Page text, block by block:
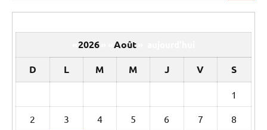
:
calendrier
d’évènements
2026 Août
D L M M J V S
1
2 3 4 5 6 7 8